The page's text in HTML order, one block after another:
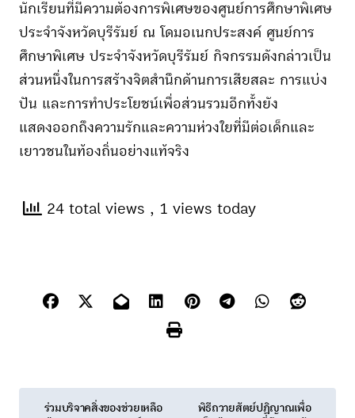
นักเรียนที่มีความต้องการพิเศษของศูนย์การศึกษาพิเศษ
ประจำจังหวัดบุรีรัมย์ ณ โดมอเนกประสงค์ ศูนย์การ
ศึกษาพิเศษ ประจำจังหวัดบุรีรัมย์ กิจกรรมดังกล่าวเป็น
ส่วนหนึ่งในการสร้างจิตสำนึกด้านการเสียสละ การแบ่ง
ปัน และการทำประโยชน์เพื่อส่วนรวมอีกทั้งยัง
แสดงออกถึงความรักและความห่วงใยที่มีต่อเด็กและ
เยาวชนในท้องถิ่นอย่างแท้จริง
24 total views , 1 views today
ร่วมบริจาคสิ่งของช่วยเหลือ
พิธีถวายสัตย์ปฏิญาณเพื่อ